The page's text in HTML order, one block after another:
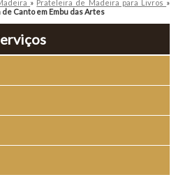
» Prateleira de Madeira para Livros »
Canto em Embu das Artes